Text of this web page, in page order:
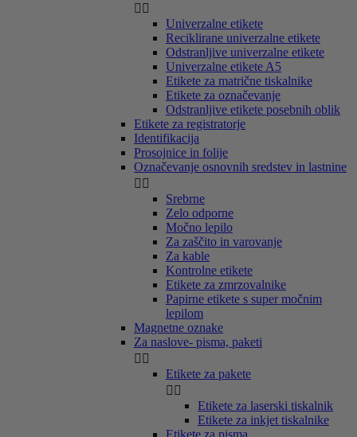
 
Univerzalne etikete
Reciklirane univerzalne etikete
Odstranljive univerzalne etikete
Univerzalne etikete A5
Etikete za matrične tiskalnike
Etikete za označevanje
Odstranljive etikete posebnih oblik
Etikete za registratorje
Identifikacija
Prosojnice in folije
Označevanje osnovnih sredstev in lastnine
 
Srebrne
Zelo odporne
Močno lepilo
Za zaščito in varovanje
Za kable
Kontrolne etikete
Etikete za zmrzovalnike
Papirne etikete s super močnim
lepilom
Magnetne oznake
Za naslove- pisma, paketi
 
Etikete za pakete
 
Etikete za laserski tiskalnik
Etikete za inkjet tiskalnike
Etikete za pisma